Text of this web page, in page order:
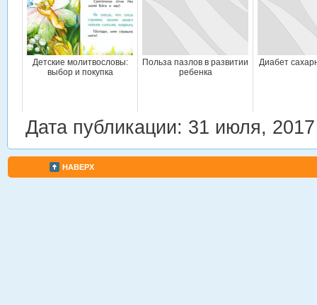
Детские молитвословы:
выбор и покупка
Польза пазлов в развитии
ребенка
Диабет
Дата публикации: 31 июля, 2017
НАВЕРХ